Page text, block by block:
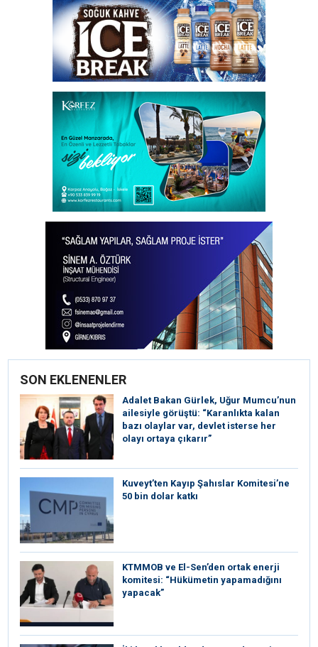
SON EKLENENLER
Adalet Bakan Gürlek, Uğur Mumcu’nun
ailesiyle görüştü: “Karanlıkta kalan
bazı olaylar var, devlet isterse her
olayı ortaya çıkarır”
Kuveyt’ten Kayıp Şahıslar Komitesi’ne
50 bin dolar katkı
KTMMOB ve El-Sen’den ortak enerji
komitesi: “Hükümetin yapamadığını
yapacak”